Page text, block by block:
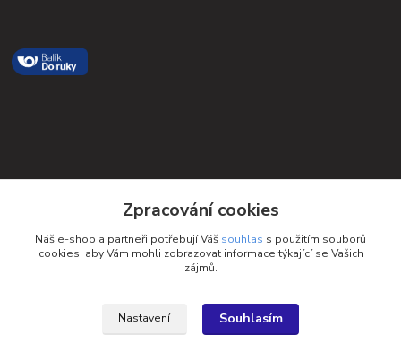
+420 732 552 122
Zpracování cookies
Náš e-shop a partneři potřebují Váš souhlas s použitím souborů
cookies, aby Vám mohli zobrazovat informace týkající se Vašich
zájmů.
Nastavení Souhlasím